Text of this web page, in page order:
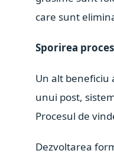
care sunt
Sporirea
Un alt beneficiu
unui post,
Procesul de
Dezvoltarea